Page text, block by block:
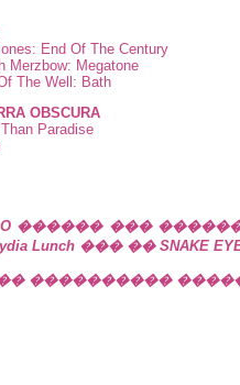
End Of The Century
Merzbow: Megatone
The Well: Bath
OBSCURA
Paradise
O ������ ���
Lunch ��� �� SNAKE
�� ���������� �����